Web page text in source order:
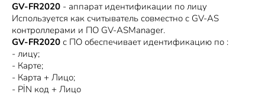
GV-FR2020 - аппарат идентификации по лицу
Используется как считыватель совместно с GV-AS
контроллерами и ПО GV-ASManager.
GV-FR2020 с ПО обеспечивает идентификацию по :
- лицу;
- Карте;
- Карта + Лицо;
- PİN код + Лицо